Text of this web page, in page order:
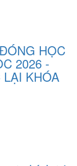
HỌC
2026 -
KHÓA